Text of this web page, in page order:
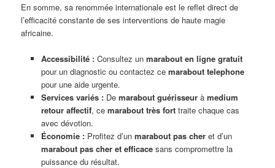
En somme, sa renommée internationale est le reflet direct de
l’efficacité constante de ses interventions de haute magie
africaine.
Accessibilité :Consultez un marabout en ligne gratuit
pour un diagnostic ou contactez ce marabout telephone
pour une aide urgente.
Services variés :De marabout guérisseurà medium
retour affectif, ce marabout très forttraite chaque cas
avec dévotion.
Économie :Profitez d’un marabout pas cheret d’un
marabout pas cher et efficacesans compromettre la
puissance du résultat.